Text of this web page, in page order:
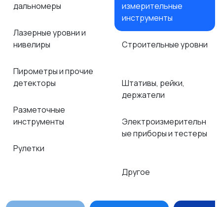
дальномеры
Лазерные уровни и
нивелиры
Пирометры и прочие
детекторы
Разметочные
инструменты
Рулетки
измерительные
инструменты
Строительные уровни
Штативы, рейки,
держатели
Электроизмерительн
ые приборы и тестеры
Другое